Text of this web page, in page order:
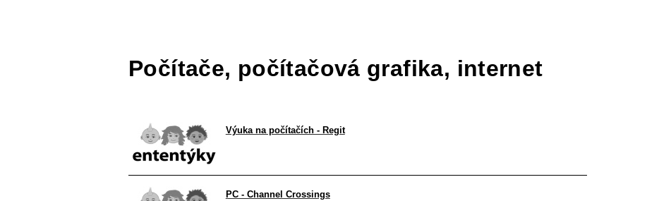
Počítače, počítačová grafika, internet
Výuka na počítačích - Regit
PC - Channel Crossings